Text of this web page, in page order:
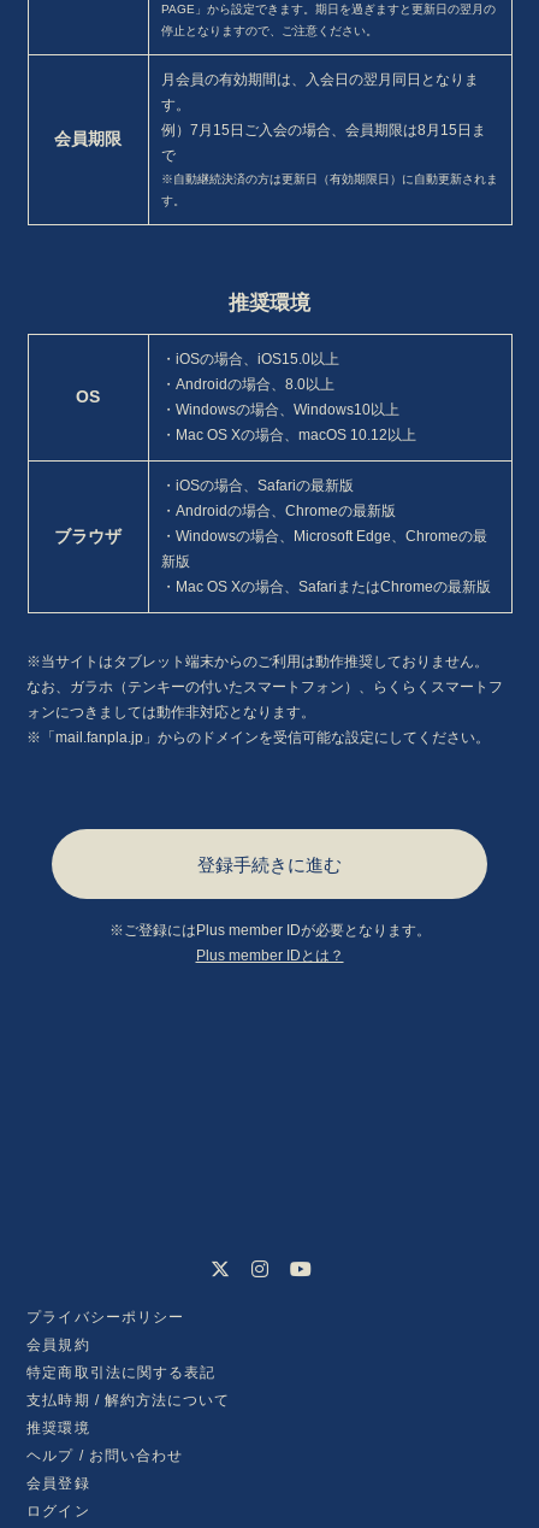
BLOG
MOVIE
RADIO
PHOTO
PAGE」から設定できます。期日を過ぎますと更新日の翌月の
停止となりますので、ご注意ください。
会員期限
月会員の有効期間は、入会日の翌月同日となりま
す。
例）7月15日ご入会の場合、会員期限は8月15日ま
で
※自動継続決済の方は更新日（有効期限日）に自動更新されま
す。
推奨環境
OS
・iOSの場合、iOS15.0以上
・Androidの場合、8.0以上
・Windowsの場合、Windows10以上
・Mac OS Xの場合、macOS 10.12以上
ブラウザ
・iOSの場合、Safariの最新版
・Androidの場合、Chromeの最新版
・Windowsの場合、Microsoft Edge、Chromeの最
新版
・Mac OS Xの場合、SafariまたはChromeの最新版
※当サイトはタブレット端末からのご利用は動作推奨しておりません。
なお、ガラホ（テンキーの付いたスマートフォン）、らくらくスマートフ
ォンにつきましては動作非対応となります。
※「mail.fanpla.jp」からのドメインを受信可能な設定にしてください。
登録手続きに進む
※ご登録にはPlus member IDが必要となります。
Plus member IDとは？
プライバシーポリシー
会員規約
特定商取引法に関する表記
支払時期 / 解約方法について
推奨環境
ヘルプ / お問い合わせ
会員登録
ログイン